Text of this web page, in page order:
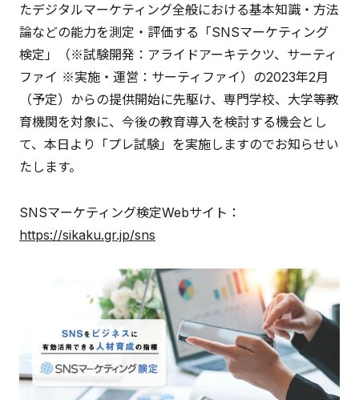
たデジタルマーケティング全般における基本知識・方法
論などの能力を測定・評価する「SNSマーケティング
検定」（※試験開発：アライドアーキテクツ、サーティ
ファイ ※実施・運営：サーティファイ）の2023年2月
（予定）からの提供開始に先駆け、専門学校、大学等教
育機関を対象に、今後の教育導入を検討する機会とし
て、本日より「プレ試験」を実施しますのでお知らせい
たします。
SNSマーケティング検定Webサイト：
https://sikaku.gr.jp/sns